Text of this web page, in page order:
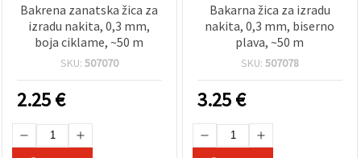
Bakrena zanatska žica za
izradu nakita, 0,3 mm,
boja ciklame, ~50 m
SKU: 507070
2.25€
Bakarna žica za izradu
nakita, 0,3 mm, biserno
plava, ~50 m
SKU: 507078
3.25€